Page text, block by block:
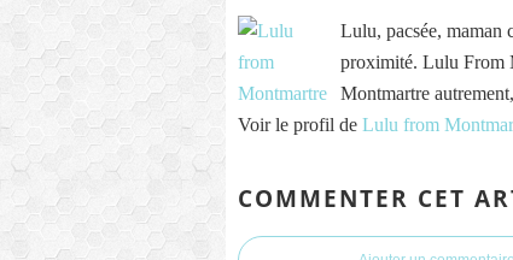
Lulu, pacsée, maman
proximité. Lulu From
Montmartre
Voir le profil de Lulu from
COMMENTER CET